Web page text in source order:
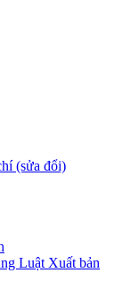
(sửa đổi)
Luật Xuất bản